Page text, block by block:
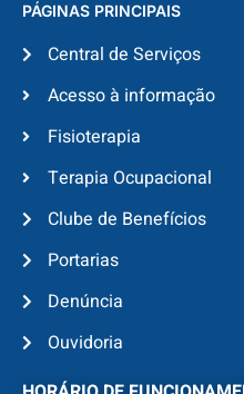
PÁGINAS PRINCIPAIS
Central de Serviços
Acesso à informação
Fisioterapia
Terapia Ocupacional
Clube de Benefícios
Portarias
Denúncia
Ouvidoria